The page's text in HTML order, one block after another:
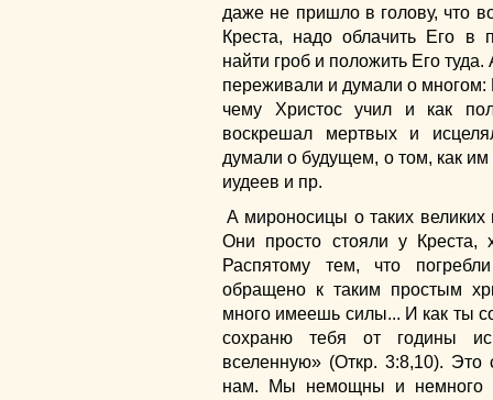
даже не пришло в голову, что
Креста, надо облачить Его в
найти гроб и положить Его
переживали и думали о многом:
чему Христос учил и как
воскрешал мертвых и
думали о будущем, о том, как
иудеев и пр.
А мироносицы о таких
Они просто стояли у Креста,
Распятому тем, что
обращено к таким простым
много имеешь силы... И как ты
сохраню тебя от годины
вселенную» (Откр. 3:8,10).
нам. Мы немощны и немного